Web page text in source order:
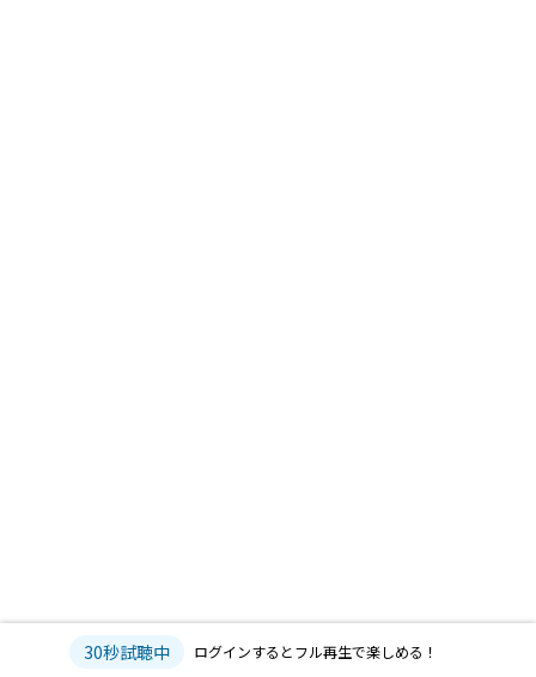
30秒試聴中 ログインするとフル再生で楽しめる！